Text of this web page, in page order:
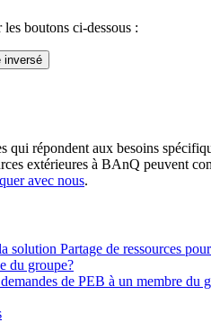
boutons ci-dessous :
inversé
répondent aux besoins
extérieures à BAnQ peuvent
avec nous.
solution Partage de ressources
du groupe?
de PEB à un membre du